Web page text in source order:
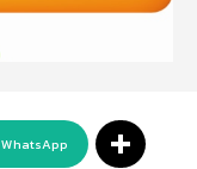
WhatsApp